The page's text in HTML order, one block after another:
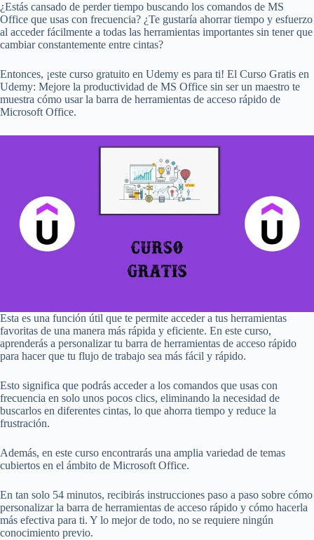
¿Estás cansado de perder tiempo buscando los comandos de MS
Office que usas con frecuencia? ¿Te gustaría ahorrar tiempo y esfuerzo
al acceder fácilmente a todas las herramientas importantes sin tener que
cambiar constantemente entre cintas?
Entonces, ¡este curso gratuito en Udemy es para ti! El Curso Gratis en
Udemy: Mejore la productividad de MS Office sin ser un maestro te
muestra cómo usar la barra de herramientas de acceso rápido de
Microsoft Office.
Esta es una función útil que te permite acceder a tus herramientas
favoritas de una manera más rápida y eficiente. En este curso,
aprenderás a personalizar tu barra de herramientas de acceso rápido
para hacer que tu flujo de trabajo sea más fácil y rápido.
Esto significa que podrás acceder a los comandos que usas con
frecuencia en solo unos pocos clics, eliminando la necesidad de
buscarlos en diferentes cintas, lo que ahorra tiempo y reduce la
frustración.
Además, en este curso encontrarás una amplia variedad de temas
cubiertos en el ámbito de Microsoft Office.
En tan solo 54 minutos, recibirás instrucciones paso a paso sobre cómo
personalizar la barra de herramientas de acceso rápido y cómo hacerla
más efectiva para ti. Y lo mejor de todo, no se requiere ningún
conocimiento previo.